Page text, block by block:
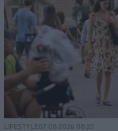
LIFESTYLE07·08·2026 08:23